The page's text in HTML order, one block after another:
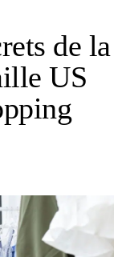
de la
US